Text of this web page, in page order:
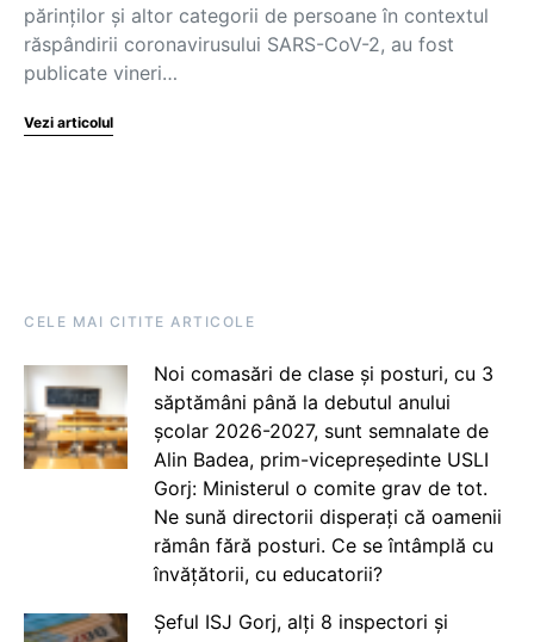
părinților și altor categorii de persoane în contextul
răspândirii coronavirusului SARS-CoV-2, au fost
publicate vineri…
Vezi articolul
CELE MAI CITITE ARTICOLE
Noi comasări de clase și posturi, cu 3
săptămâni până la debutul anului
școlar 2026-2027, sunt semnalate de
Alin Badea, prim-vicepreședinte USLI
Gorj: Ministerul o comite grav de tot.
Ne sună directorii disperați că oamenii
rămân fără posturi. Ce se întâmplă cu
învățătorii, cu educatorii?
Șeful ISJ Gorj, alți 8 inspectori și